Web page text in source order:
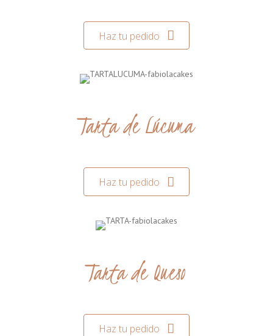
Haz tu pedido
Tarta de Lúcuma
Haz tu pedido
Tarta de Queso
Haz tu pedido